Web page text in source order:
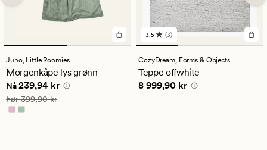
Juno, Little Roomies
Morgenkåpe lys grønn
Nåværende pris
Nå239,94 kr
Vanlig pris 399,90 kr
Før399,90 kr
3
anmeldelser
med
en
gjennomsnittlig
vurdering
3.5 (3)
CozyDream, Forms & Objects
Teppe offwhite
Pris 8 999,90 kr
8 999,90 kr